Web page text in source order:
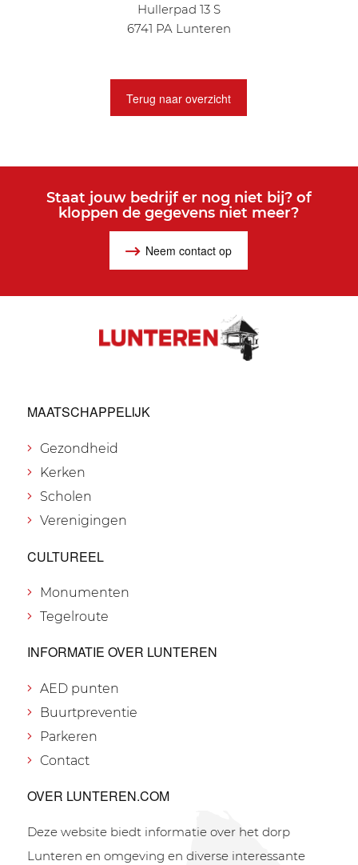
Hullerpad 13 S
6741 PA Lunteren
Terug naar overzicht
Staat jouw bedrijf er nog niet bij? of
kloppen de gegevens niet meer?
Neem contact op
MAATSCHAPPELIJK
Gezondheid
Kerken
Scholen
Verenigingen
CULTUREEL
Monumenten
Tegelroute
INFORMATIE OVER LUNTEREN
AED punten
Buurtpreventie
Parkeren
Contact
OVER LUNTEREN.COM
Deze website biedt informatie over het dorp
Lunteren en omgeving en diverse interessante